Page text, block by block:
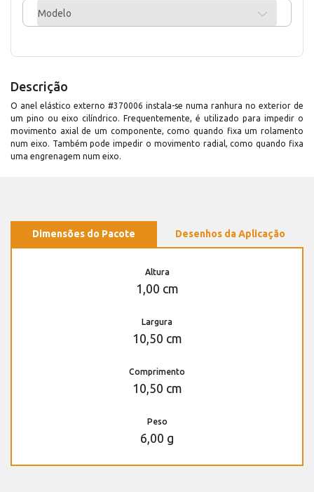
Modelo
Descrição
O anel elástico externo #370006 instala-se numa ranhura no exterior de
um pino ou eixo cilíndrico. Frequentemente, é utilizado para impedir o
movimento axial de um componente, como quando fixa um rolamento
num eixo. Também pode impedir o movimento radial, como quando fixa
uma engrenagem num eixo.
Dimensões do Pacote Desenhos da Aplicação
Altura
1,00 cm
Largura
10,50 cm
Comprimento
10,50 cm
Peso
6,00 g